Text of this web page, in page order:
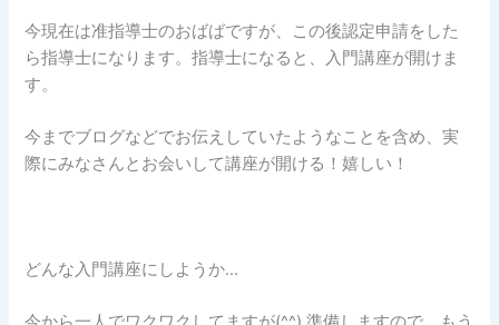
今現在は准指導士のおばばですが、この後認定申請をした
ら指導士になります。指導士になると、入門講座が開けま
す。
今までブログなどでお伝えしていたようなことを含め、実
際にみなさんとお会いして講座が開ける！嬉しい！
どんな入門講座にしようか…